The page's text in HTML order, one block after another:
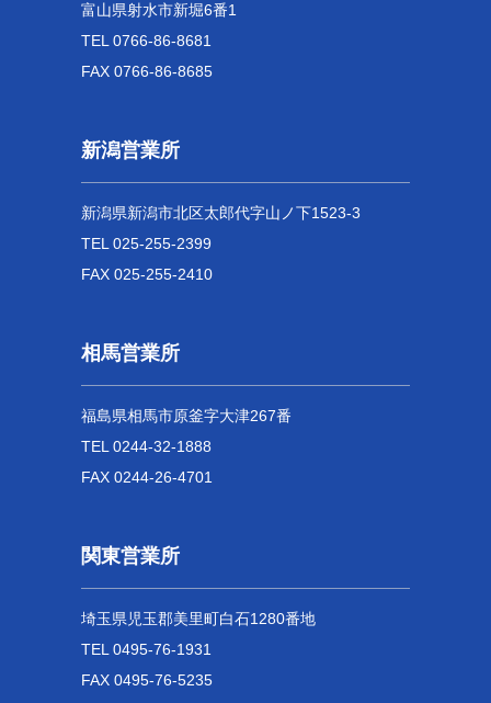
富山県射水市新堀6番1
TEL 0766-86-8681
FAX 0766-86-8685
新潟営業所
新潟県新潟市北区太郎代字山ノ下1523-3
TEL 025-255-2399
FAX 025-255-2410
相馬営業所
福島県相馬市原釜字大津267番
TEL 0244-32-1888
FAX 0244-26-4701
関東営業所
埼玉県児玉郡美里町白石1280番地
TEL 0495-76-1931
FAX 0495-76-5235